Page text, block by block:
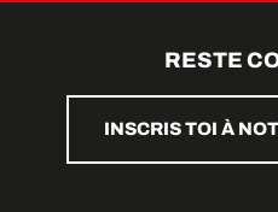
RESTE
INSCRIS TOI À